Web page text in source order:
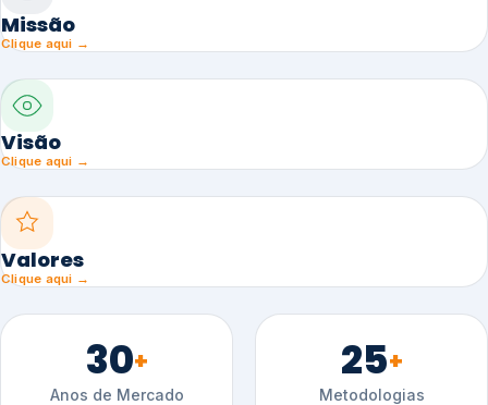
Missão
Clique aqui →
Visão
Clique aqui →
Valores
Clique aqui →
30+
Anos de Mercado
25+
Metodologias